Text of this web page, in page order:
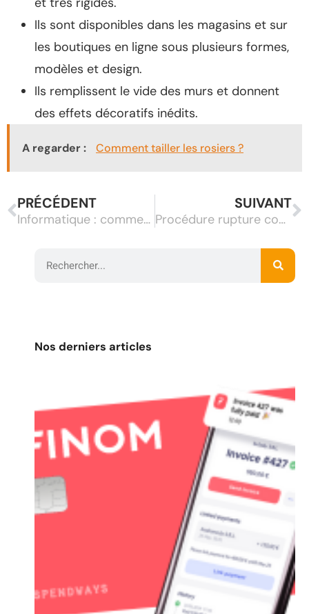
Ils sont disponibles dans les magasins et sur
les boutiques en ligne sous plusieurs formes,
modèles et design.
Ils remplissent le vide des murs et donnent
des effets décoratifs inédits.
A regarder : Comment tailler les rosiers ?
PRÉCÉDENT
Informatique : comment sont stockées les données en informatique ?
SUIVANT
Procédure rupture conventionnelle : vous souhaitez mettre fin à votre contrat ?
Nos derniers articles